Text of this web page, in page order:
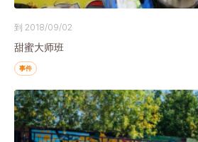
到 2018/09/02
甜蜜大师班
事件